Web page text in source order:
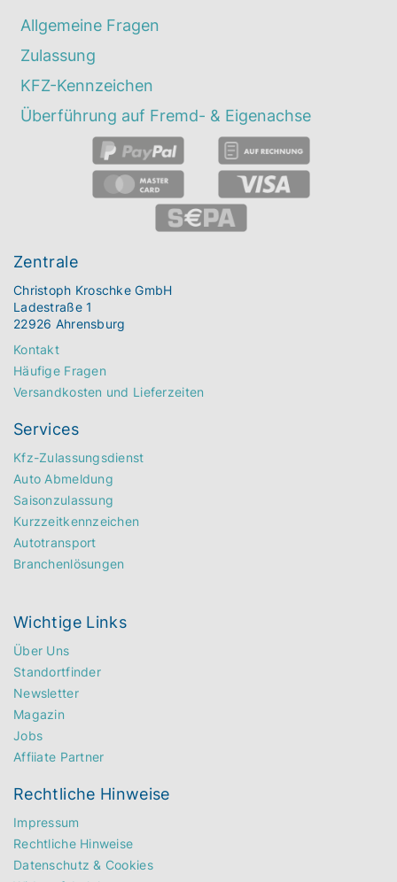
Allgemeine Fragen
Zulassung
KFZ-Kennzeichen
Überführung auf Fremd- & Eigenachse
Zentrale
Christoph Kroschke GmbH
Ladestraße 1
22926 Ahrensburg
Kontakt
Häufige Fragen
Versandkosten und Lieferzeiten
Services
Kfz-Zulassungsdienst
Auto Abmeldung
Saisonzulassung
Kurzzeitkennzeichen
Autotransport
Branchenlösungen
Wichtige Links
Über Uns
Standortfinder
Newsletter
Magazin
Jobs
Affiiate Partner
Rechtliche Hinweise
Impressum
Rechtliche Hinweise
Datenschutz & Cookies